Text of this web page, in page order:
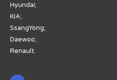
Hyundai;
KIA;
SsangYong;
Daewoo;
Renault.